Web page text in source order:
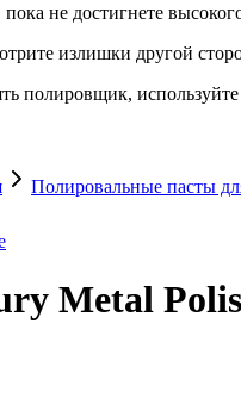
не достигнете
излишки другой
полировщик,
Полировальные пасты
Metal